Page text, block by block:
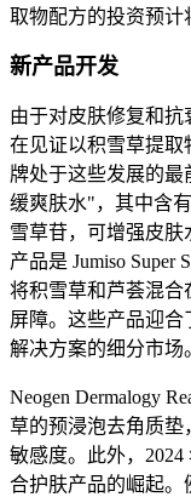
取物配方的投资预计
新产品开发
由于对皮肤修复和
在见证以积雪草提取
牌处于这些发展的最
缓爽肤水"，其中含
雪草苷，可增强皮
产品是 Jumiso Super
将积雪草和芦荟混合
屏障。这些产品迎
解决方案的细分市场
Neogen Dermalogy
草的预浸泡去角质垫
敏感度。此外，
合护肤产品的崛起。